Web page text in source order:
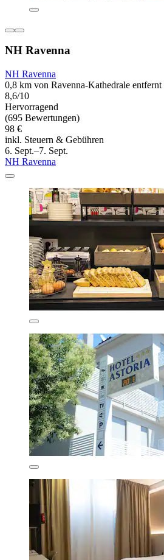
NH Ravenna
NH Ravenna
0,8 km von Ravenna-Kathedrale entfernt
8,6/10
Hervorragend
(695 Bewertungen)
98 €
inkl. Steuern & Gebühren
6. Sept.–7. Sept.
NH Ravenna